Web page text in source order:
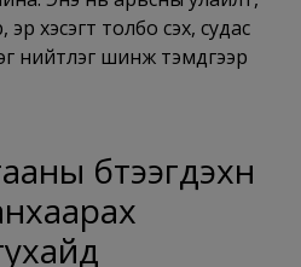
хэсэгт толбо үүсэх, судас
нийтлэг шинж тэмдгээр
бүтээгдэхүүн